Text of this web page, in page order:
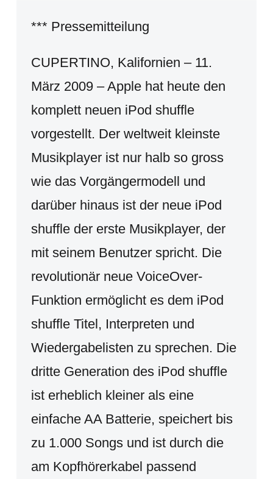
*** Pressemitteilung
CUPERTINO, Kalifornien – 11.
März 2009 – Apple hat heute den
komplett neuen iPod shuffle
vorgestellt. Der weltweit kleinste
Musikplayer ist nur halb so gross
wie das Vorgängermodell und
darüber hinaus ist der neue iPod
shuffle der erste Musikplayer, der
mit seinem Benutzer spricht. Die
revolutionär neue VoiceOver-
Funktion ermöglicht es dem iPod
shuffle Titel, Interpreten und
Wiedergabelisten zu sprechen. Die
dritte Generation des iPod shuffle
ist erheblich kleiner als eine
einfache AA Batterie, speichert bis
zu 1.000 Songs und ist durch die
am Kopfhörerkabel passend